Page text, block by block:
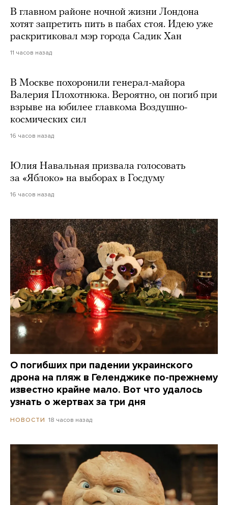
В главном районе ночной жизни Лондона
хотят запретить пить в пабах стоя. Идею уже
раскритиковал мэр города Садик Хан
11 часов назад
В Москве похоронили генерал-майора
Валерия Плохотнюка. Вероятно, он погиб при
взрыве на юбилее главкома Воздушно-
космических сил
16 часов назад
Юлия Навальная призвала голосовать
за «Яблоко» на выборах в Госдуму
16 часов назад
О погибших при падении украинского
дрона на пляж в Геленджике по-прежнему
известно крайне мало. Вот что удалось
узнать о жертвах за три дня
НОВОСТИ 18 часов назад